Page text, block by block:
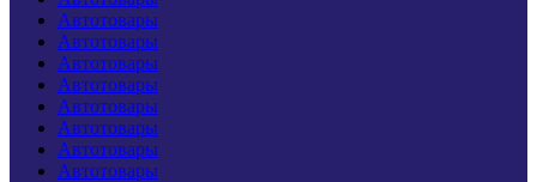
Автотовары
Автотовары
Автотовары
Автотовары
Автотовары
Автотовары
Автотовары
Автотовары